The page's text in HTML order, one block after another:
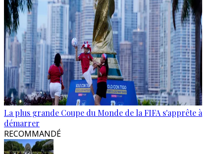
La plus grande Coupe du Monde de la FIFA s'apprête à
démarrer
RECOMMANDÉ